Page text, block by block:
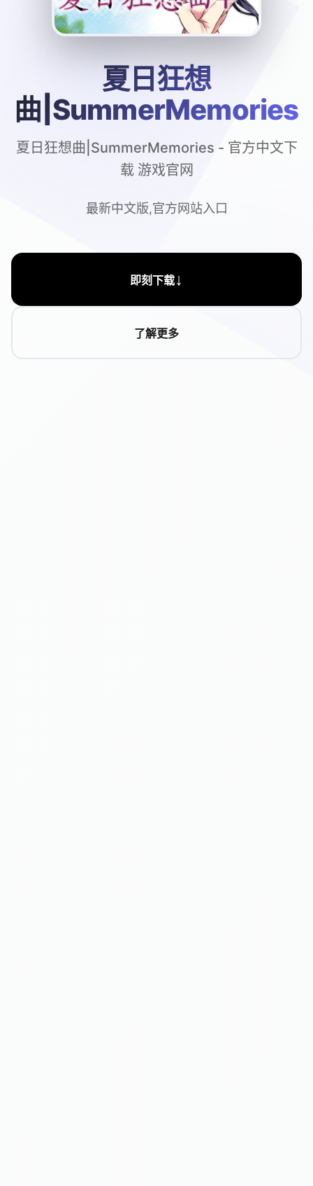
夏日狂想
曲|SummerMemories
夏日狂想曲|SummerMemories - 官方中文下
载 游戏官网
最新中文版,官方网站入口
即刻下载↓
了解更多